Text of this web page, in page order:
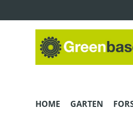
HOME GARTEN